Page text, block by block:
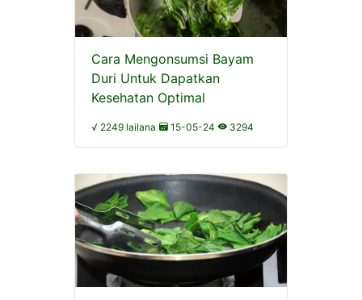
Cara Mengonsumsi Bayam
Duri Untuk Dapatkan
Kesehatan Optimal
√ 2249 lailana 15-05-24 3294